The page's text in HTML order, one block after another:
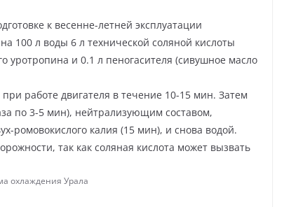
к весенне-летней эксплуатации
100 л воды 6 л технической соляной кислоты
уротропина и 0.1 л пеногасителя (сивушное масло
работе двигателя в течение 10-15 мин. Затем
по 3-5 мин), нейтрализующим составом,
ромовокислого калия (15 мин), и снова водой.
так как соляная кислота может вызвать
охлаждения Урала